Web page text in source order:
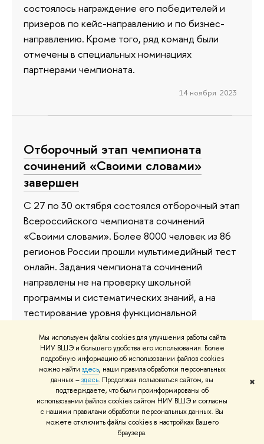
Мы используем файлы cookies для улучшения работы сайта
НИУ ВШЭ и большего удобства его использования. Более
подробную информацию об использовании файлов cookies
можно найти здесь, наши правила обработки персональных
данных –здесь. Продолжая пользоваться сайтом, вы
подтверждаете, что были проинформированы об
использовании файлов cookies сайтом НИУ ВШЭ и согласны
с нашими правилами обработки персональных данных. Вы
можете отключить файлы cookies в настройках Вашего
браузера.
✖
состоялось награждение его победителей и
призеров по кейс-направлению и по бизнес-
направлению. Кроме того, ряд команд были
отмечены в специальных номинациях
партнерами чемпионата.
14 ноября 2023
Отборочный этап чемпионата
сочинений «Своими словами»
завершен
С 27 по 30 октября состоялся отборочный этап
Всероссийского чемпионата сочинений
«Своими словами». Более 8000 человек из 86
регионов России прошли мультимедийный тест
онлайн. Задания чемпионата сочинений
направлены не на проверку школьной
программы и систематических знаний, а на
тестирование уровня функциональной
мышлению, а также навыка анализа информации.
1 ноября 2023